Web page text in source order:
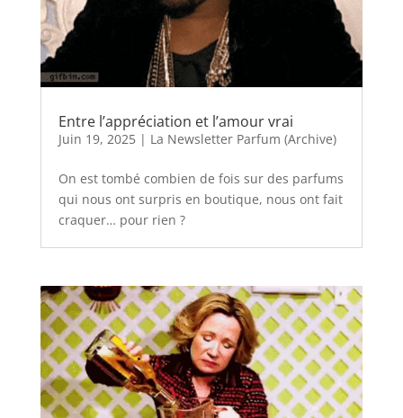
Entre l’appréciation et l’amour vrai
Juin 19, 2025| La Newsletter Parfum (Archive)
On est tombé combien de fois sur des parfums
qui nous ont surpris en boutique, nous ont fait
craquer… pour rien ?